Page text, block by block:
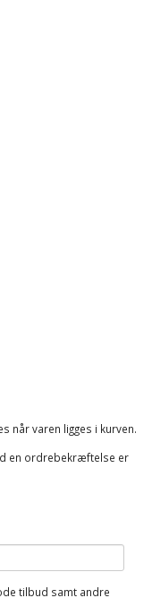
når varen ligges i kurven.
en ordrebekræftelse er
tilbud samt andre